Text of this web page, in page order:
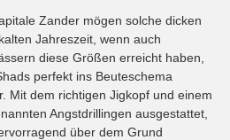
Zander mögen solche dicken
Jahreszeit, wenn auch
diese Größen erreicht haben,
perfekt ins Beuteschema
Mit dem richtigen Jigkopf und einem
Angstdrillingen ausgestattet,
über dem Grund